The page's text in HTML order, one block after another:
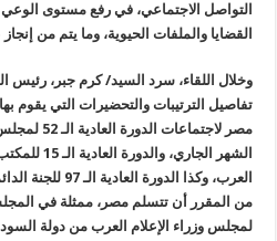
التواصل الاجتماعي، في رفع مستوى الوعي
القضايا والملفات الحيوية، وما يتم من
وخلال اللقاء، سرد السيد/ كرم جبر، رئيس
تفاصيل الترتيبات والتحضيرات التي يقوم
مصر
الشهر
العرب، وكذا
لمجلس وزراء الإعلام العرب من دولة